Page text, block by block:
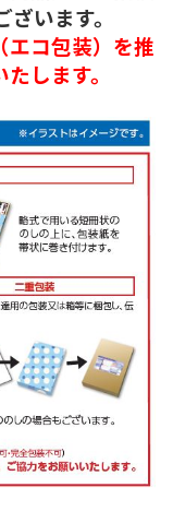
います。
エコ包装）を推
します。